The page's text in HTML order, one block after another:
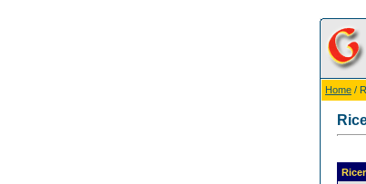
Home /